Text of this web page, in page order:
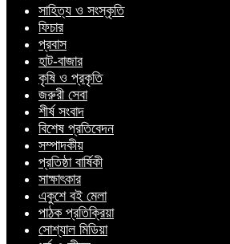
সাহিত্য ও সংস্কৃতি
ফিচার
প্রবাস
হাট-বাজার
কৃষি ও প্রকৃতি
জরুরী সেবা
শীর্ষ সংবাদ
বিশেষ প্রতিবেদন
সম্পাদকীয়
প্রতিষ্ঠা বার্ষিকী
সাক্ষাৎকার
একুশে বই মেলা
পাঠক প্রতিক্রিয়া
সোশ্যাল মিডিয়া